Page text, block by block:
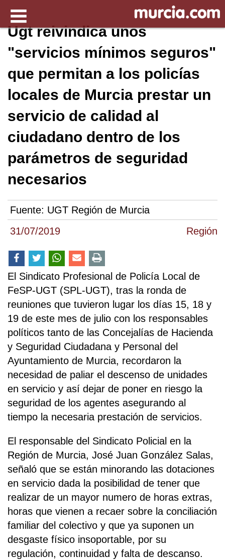
31/07/2019 Región
Ugt reivindica unos
"servicios mínimos seguros"
que permitan a los policías
locales de Murcia prestar un
servicio de calidad al
ciudadano dentro de los
parámetros de seguridad
necesarios
Fuente: UGT Región de Murcia
El Sindicato Profesional de Policía Local de
FeSP-UGT (SPL-UGT), tras la ronda de
reuniones que tuvieron lugar los días 15, 18 y
19 de este mes de julio con los responsables
políticos tanto de las Concejalías de Hacienda
y Seguridad Ciudadana y Personal del
Ayuntamiento de Murcia, recordaron la
necesidad de paliar el descenso de unidades
en servicio y así dejar de poner en riesgo la
seguridad de los agentes asegurando al
tiempo la necesaria prestación de servicios.
El responsable del Sindicato Policial en la
Región de Murcia, José Juan González Salas,
señaló que se están minorando las dotaciones
en servicio dada la posibilidad de tener que
realizar de un mayor numero de horas extras,
horas que vienen a recaer sobre la conciliación
familiar del colectivo y que ya suponen un
desgaste físico insoportable, por su
regulación, continuidad y falta de descanso.